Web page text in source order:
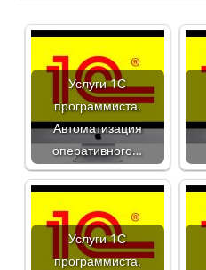
Услуги 1С
программиста.
Автоматизация
оперативного…
Услуги 1С
программиста.